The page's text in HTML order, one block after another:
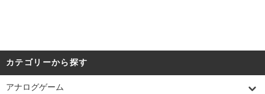
カテゴリーから探す
アナログゲーム